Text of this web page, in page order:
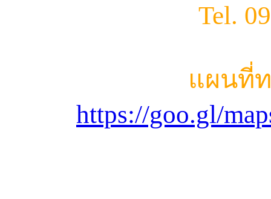
Tel.
แผนที่
https://goo.gl/